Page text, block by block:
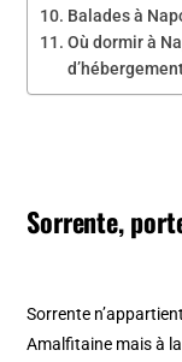
Balades à
Où dormir à
Sorrente,
Sorrente
Amalfitaine mais à